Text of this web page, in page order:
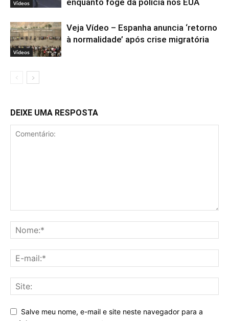
Vídeos
Vídeos
Veja Vídeo – Espanha anuncia ‘retorno
à normalidade’ após crise migratória
DEIXE UMA RESPOSTA
Salve meu nome, e-mail e site neste navegador para a